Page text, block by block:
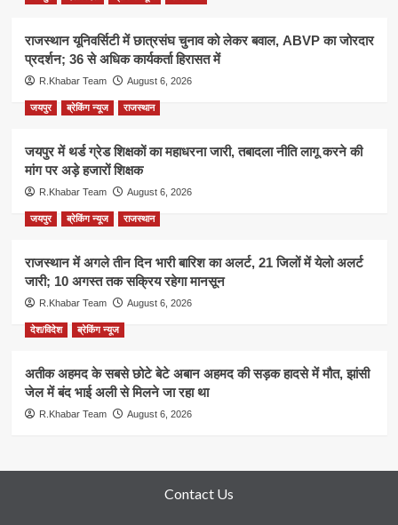
राजस्थान यूनिवर्सिटी में छात्रसंघ चुनाव को लेकर बवाल, ABVP का जोरदार
प्रदर्शन; 36 से अधिक कार्यकर्ता हिरासत में
R.Khabar Team August 6, 2026
जयपुर ब्रेकिंग न्यूज राजस्थान
जयपुर में थर्ड ग्रेड शिक्षकों का महाधरना जारी, तबादला नीति लागू करने की
मांग पर अड़े हजारों शिक्षक
R.Khabar Team August 6, 2026
जयपुर ब्रेकिंग न्यूज राजस्थान
राजस्थान में अगले तीन दिन भारी बारिश का अलर्ट, 21 जिलों में येलो अलर्ट
जारी; 10 अगस्त तक सक्रिय रहेगा मानसून
R.Khabar Team August 6, 2026
देश/विदेश ब्रेकिंग न्यूज
अतीक अहमद के सबसे छोटे बेटे अबान अहमद की सड़क हादसे में मौत, झांसी
जेल में बंद भाई अली से मिलने जा रहा था
R.Khabar Team August 6, 2026
Contact Us